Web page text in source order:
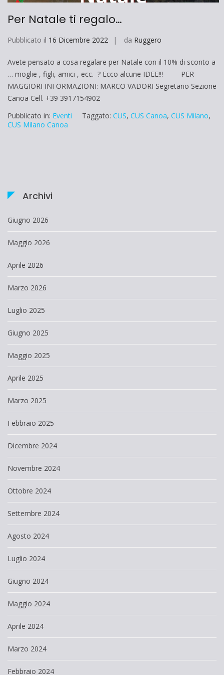
Per Natale ti regalo…
Pubblicato il 16 Dicembre 2022 da Ruggero
Avete pensato a cosa regalare per Natale con il 10% di sconto a
… moglie , figli, amici , ecc. ? Ecco alcune IDEE!!! PER
MAGGIORI INFORMAZIONI: MARCO VADORI Segretario Sezione
Canoa Cell. +39 3917154902
Pubblicato in: Eventi Taggato: CUS, CUS Canoa, CUS Milano,
CUS Milano Canoa
Archivi
Giugno 2026
Maggio 2026
Aprile 2026
Marzo 2026
Luglio 2025
Giugno 2025
Maggio 2025
Aprile 2025
Marzo 2025
Febbraio 2025
Dicembre 2024
Novembre 2024
Ottobre 2024
Settembre 2024
Agosto 2024
Luglio 2024
Giugno 2024
Maggio 2024
Aprile 2024
Marzo 2024
Febbraio 2024